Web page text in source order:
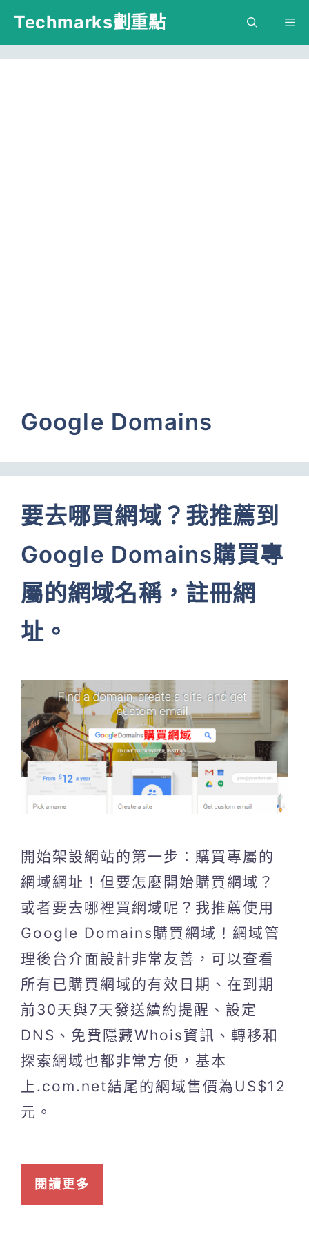
跳
主
Techmarks劃重點
Google Domains
要去哪買網域？我推薦到
Google Domains購買專
屬的網域名稱，註冊網
址。
開始架設網站的第一步：購買專屬的
網域網址！但要怎麼開始購買網域？
或者要去哪裡買網域呢？我推薦使用
Google Domains購買網域！網域管
理後台介面設計非常友善，可以查看
所有已購買網域的有效日期、在到期
前30天與7天發送續約提醒、設定
DNS、免費隱藏Whois資訊、轉移和
探索網域也都非常方便，基本
上.com.net結尾的網域售價為US$12
元。
閱讀更多